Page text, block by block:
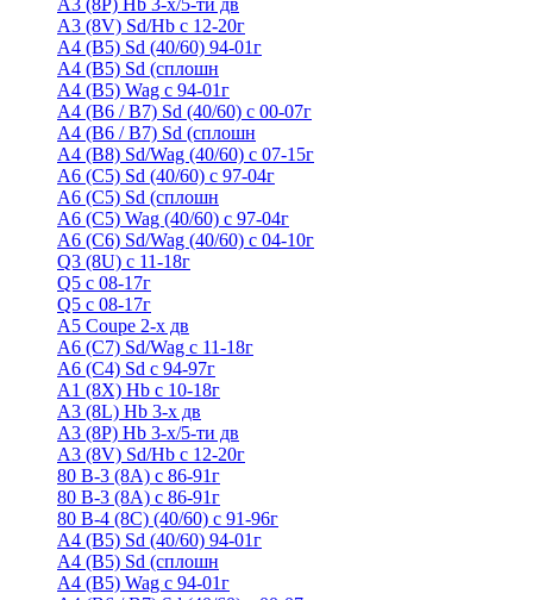
A3 (8P) Hb 3-х/5-ти дв
A3 (8V) Sd/Hb c 12-20г
A4 (B5) Sd (40/60) 94-01г
A4 (B5) Sd (сплошн
A4 (B5) Wag с 94-01г
A4 (B6 / B7) Sd (40/60) с 00-07г
A4 (B6 / B7) Sd (сплошн
A4 (B8) Sd/Wag (40/60) с 07-15г
A6 (С5) Sd (40/60) с 97-04г
A6 (С5) Sd (сплошн
A6 (С5) Wag (40/60) с 97-04г
A6 (С6) Sd/Wag (40/60) c 04-10г
Q3 (8U) с 11-18г
Q5 с 08-17г
Q5 с 08-17г
А5 Coupe 2-х дв
А6 (C7) Sd/Wag с 11-18г
А6 (С4) Sd с 94-97г
A1 (8X) Hb с 10-18г
A3 (8L) Hb 3-х дв
A3 (8P) Hb 3-х/5-ти дв
A3 (8V) Sd/Hb c 12-20г
80 B-3 (8A) с 86-91г
80 В-3 (8А) с 86-91г
80 B-4 (8С) (40/60) с 91-96г
A4 (B5) Sd (40/60) 94-01г
A4 (B5) Sd (сплошн
A4 (B5) Wag с 94-01г